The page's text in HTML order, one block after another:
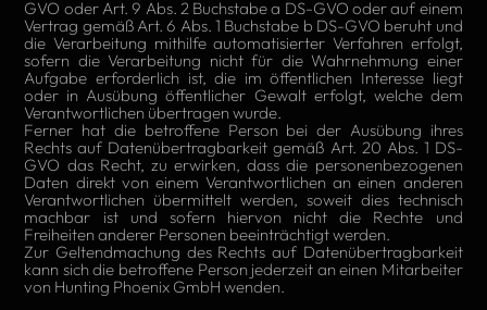
GVO oder Art. 9 Abs. 2 Buchstabe a DS-GVO oder auf einem
Vertrag gemäß Art. 6 Abs. 1 Buchstabe b DS-GVO beruht und
die Verarbeitung mithilfe automatisierter Verfahren erfolgt,
sofern die Verarbeitung nicht für die Wahrnehmung einer
Aufgabe erforderlich ist, die im öffentlichen Interesse liegt
oder in Ausübung öffentlicher Gewalt erfolgt, welche dem
Verantwortlichen übertragen wurde.
Ferner hat die betroffene Person bei der Ausübung ihres
Rechts auf Datenübertragbarkeit gemäß Art. 20 Abs. 1 DS-
GVO das Recht, zu erwirken, dass die personenbezogenen
Daten direkt von einem Verantwortlichen an einen anderen
Verantwortlichen übermittelt werden, soweit dies technisch
machbar ist und sofern hiervon nicht die Rechte und
Freiheiten anderer Personen beeinträchtigt werden.
Zur Geltendmachung des Rechts auf Datenübertragbarkeit
kann sich die betroffene Person jederzeit an einen Mitarbeiter
von Hunting Phoenix GmbH wenden.